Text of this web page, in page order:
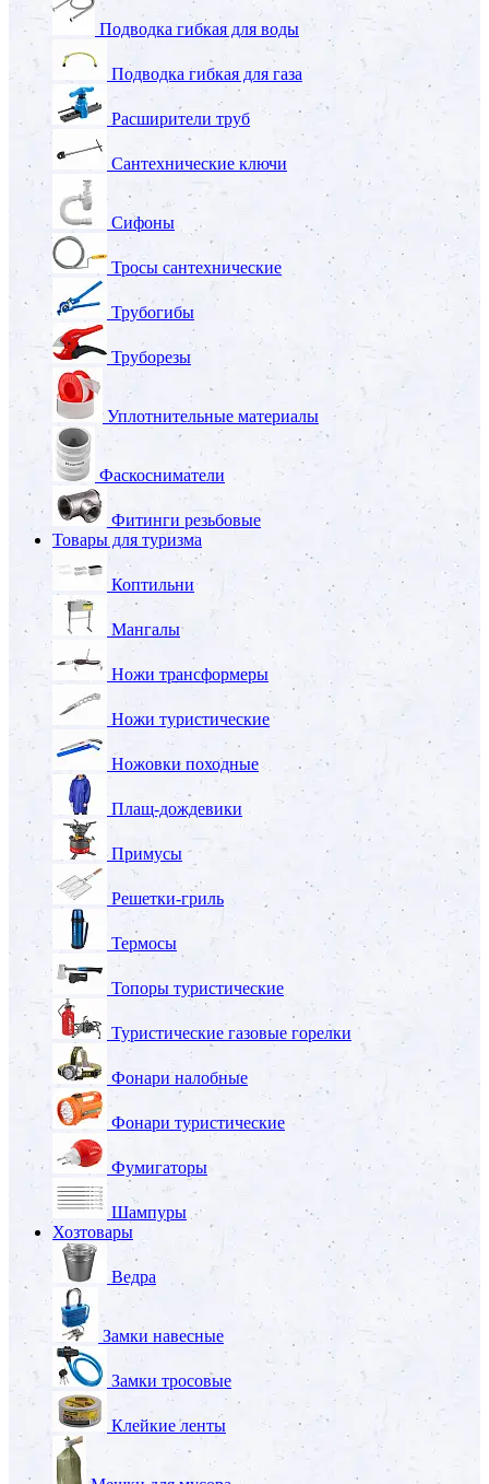
Подводка гибкая для воды
Подводка гибкая для газа
Расширители труб
Сантехнические ключи
Сифоны
Тросы сантехнические
Трубогибы
Труборезы
Уплотнительные материалы
Фаскосниматели
Фитинги резьбовые
Товары для туризма
Коптильни
Мангалы
Ножи трансформеры
Ножи туристические
Ножовки походные
Плащ-дождевики
Примусы
Решетки-гриль
Термосы
Топоры туристические
Туристические газовые горелки
Фонари налобные
Фонари туристические
Фумигаторы
Шампуры
Хозтовары
Ведра
Замки навесные
Замки тросовые
Клейкие ленты